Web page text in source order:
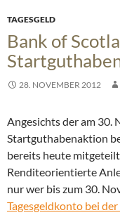
TAGESGELD
Bank of
28. NOVEMBER 2012
Angesichts der am 30.
Startguthabenaktion
bereits heute
Renditeorientierte
nur wer bis zum 30.
Tagesgeldkonto bei